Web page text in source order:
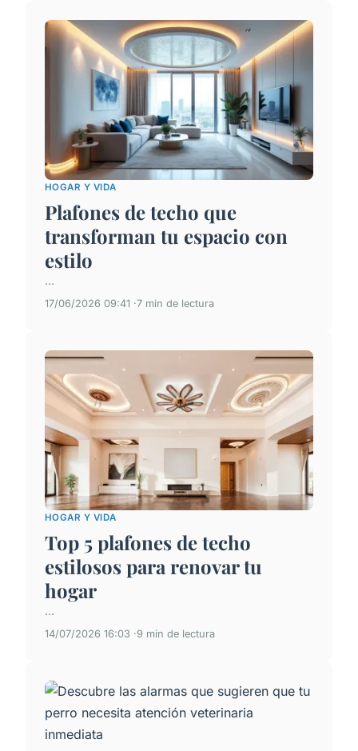
HOGAR Y VIDA
Plafones de techo que
transforman tu espacio con
estilo
...
17/06/2026 09:41 7 min de lectura
HOGAR Y VIDA
Top 5 plafones de techo
estilosos para renovar tu
hogar
...
14/07/2026 16:03 9 min de lectura